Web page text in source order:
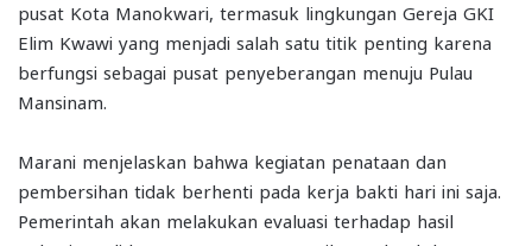
pusat Kota Manokwari, termasuk lingkungan Gereja GKI
Elim Kwawi yang menjadi salah satu titik penting karena
berfungsi sebagai pusat penyeberangan menuju Pulau
Mansinam.
Marani menjelaskan bahwa kegiatan penataan dan
pembersihan tidak berhenti pada kerja bakti hari ini saja.
Pemerintah akan melakukan evaluasi terhadap hasil